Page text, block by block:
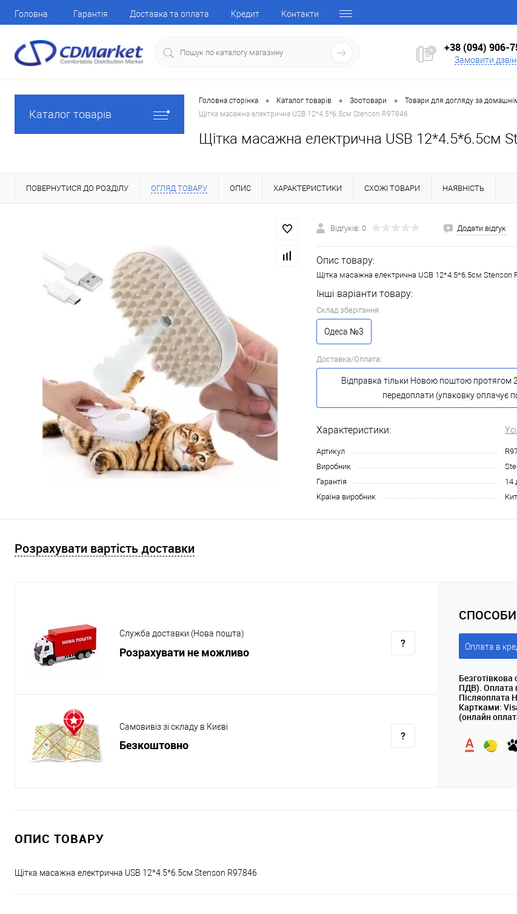
Головна Гарантія Доставка та оплата Кредит Контакти
+38 (094) 906-
Замовити
Каталог товарів
Головна сторінка • Каталог товарів • Зоотовари • Товари для догляду за
Щітка масажна електрична USB 12*4.5*6.5см Stenson R97846
Щітка масажна електрична USB 12*4.5*6.5см
ПОВЕРНУТИСЯ ДО РОЗДІЛУ ОГЛЯД ТОВАРУ ОПИС ХАРАКТЕРИСТИКИ СХОЖІ ТОВАРИ НАЯВНІСТЬ
Відгуків: 0 Додати відгук
Опис товару:
Щітка масажна електрична USB 12*4.5*6.5см Stenson
Інші варіанти товару:
Склад зберігання:
Одеса №3
Доставка/Оплата:
Відправка тільки Новою поштою протягом
передоплати (упаковку оплачує
Характеристики:
Артикул
Виробник
Гарантія
14
Країна виробник
Розрахувати вартість доставки
Служба доставки (Нова пошта)
Розрахувати не можливо
Самовивіз зі складу в Києві
Безкоштовно
Оплата в
ПДВ). Оплата
Післяоплата
Картками:
(онлайн
ОПИС ТОВАРУ
Щітка масажна електрична USB 12*4.5*6.5см Stenson R97846